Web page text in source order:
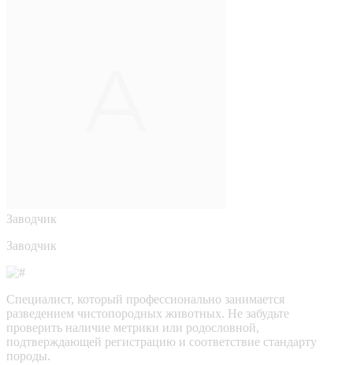
Заводчик
Заводчик
Специалист, который профессионально занимается
разведением чистопородных животных. Не забудьте
проверить наличие метрики или родословной,
подтверждающей регистрацию и соответствие стандарту
породы.